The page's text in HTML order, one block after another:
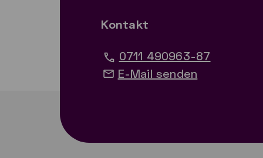
Kontakt
0711 490963-87
E-Mail senden